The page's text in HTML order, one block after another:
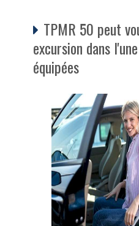
TPMR 50 peut
excursion dans
équipées